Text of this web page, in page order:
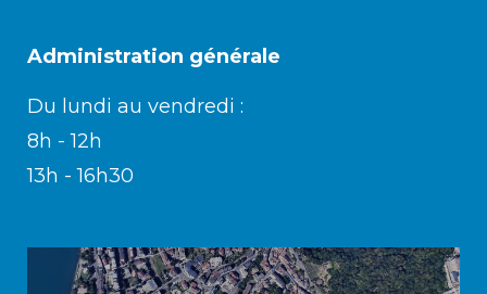
Mobilité
Administration générale
Du lundi au vendredi :
8h - 12h
13h - 16h30